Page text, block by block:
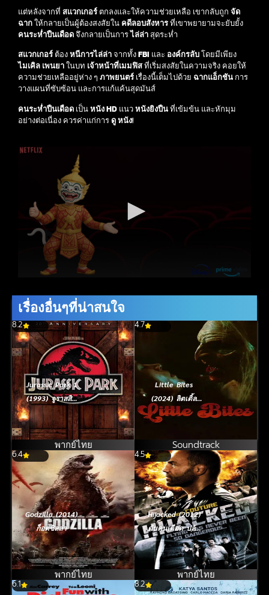
แต่หลังจากที่ สแวกเกอร์ ตกลงและให้ความช่วยเหลือ เขากลับถูก จัด
ฉากให้กลายเป็นผู้ต้องสงสัยใน คดีลอบสังหารที่เขาพยายามจะยับยั้ง
คนระห่ำปืนเดือดจึงกลายเป็นการไล่ล่าสุดระห่ำ
สแวกเกอร์ ต้องหนีการไล่ล่าจากทั้งFBI และ องค์กรลับโดยมีเพียง
ไมเคิล เพนยาในบท เจ้าหน้าที่เมมฟิสที่เริ่มสงสัยในความจริง คอยให้
ความช่วยเหลืออยู่ห่าง ๆ ภาพยนตร์ เรื่องนี้เต็มไปด้วย ฉากแอ็กชัน การ
วางแผนที่ซับซ้อน และการแก้แค้นสุดมันส์
คนระห่ำปืนเดือด เป็นหนัง HD แนวหนังยิงปืนที่เข้มข้น และหักมุม
อย่างต่อเนื่อง ควรค่าแก่การ ดู หนัง!
เรื่องอื่นๆที่น่าสนใจ
8.2
Jurassic Park 1
(1993) จูราสสิค
ปาร์ค กำเนิดใหม่
ไดโนเสาร์
พากย์ไทย
4.7
Little Bites
(2024) ลิตเติ้ล
ไบท์ส
Soundtrack
6.4
Godzilla (2014)
ก็อตซิลล่า
พากย์ไทย
4.5
Hijacked (2012)
ดับคนเดือด ปล้น
ระฟ้า
พากย์ไทย
6.1 8.2